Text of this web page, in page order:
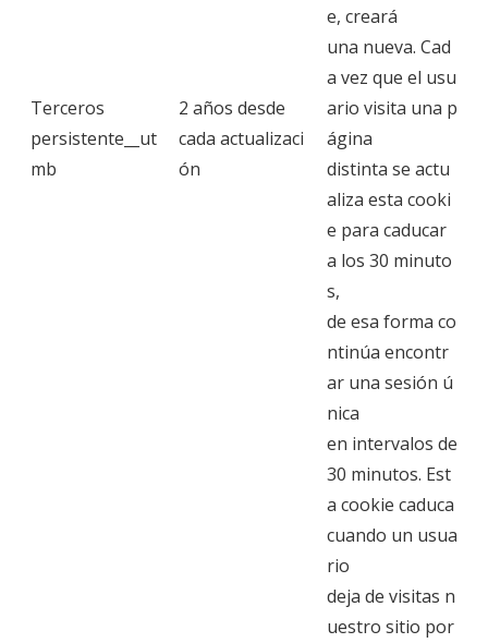
Terceros
persistente__ut
mb
2 años desde
cada actualizaci
ón
e, creará
una nueva. Cad
a vez que el usu
ario visita una p
ágina
distinta se actu
aliza esta cooki
e para caducar
a los 30 minuto
s,
de esa forma co
ntinúa encontr
ar una sesión ú
nica
en intervalos de
30 minutos. Est
a cookie caduca
cuando un usua
rio
deja de visitas n
uestro sitio por